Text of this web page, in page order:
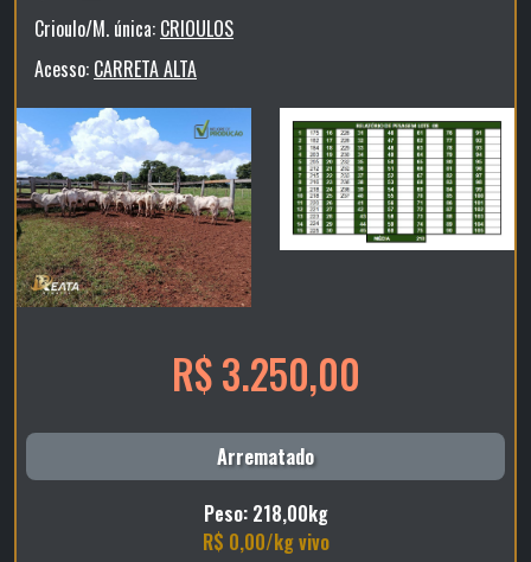
Crioulo/M. única: CRIOULOS
Acesso: CARRETA ALTA
R$ 3.250,00
Arrematado
Peso: 218,00kg
R$ 0,00/kg vivo